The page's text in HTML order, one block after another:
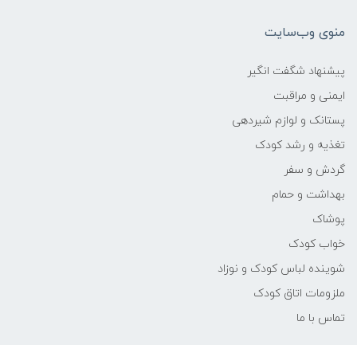
منوی وب‌سایت
پیشنهاد شگفت انگیر
ایمنی و مراقبت
پستانک و لوازم شیردهی
تغذیه و رشد کودک
گردش و سفر
بهداشت و حمام
پوشاک
خواب کودک
شوینده لباس کودک و نوزاد
ملزومات اتاق کودک
تماس با ما